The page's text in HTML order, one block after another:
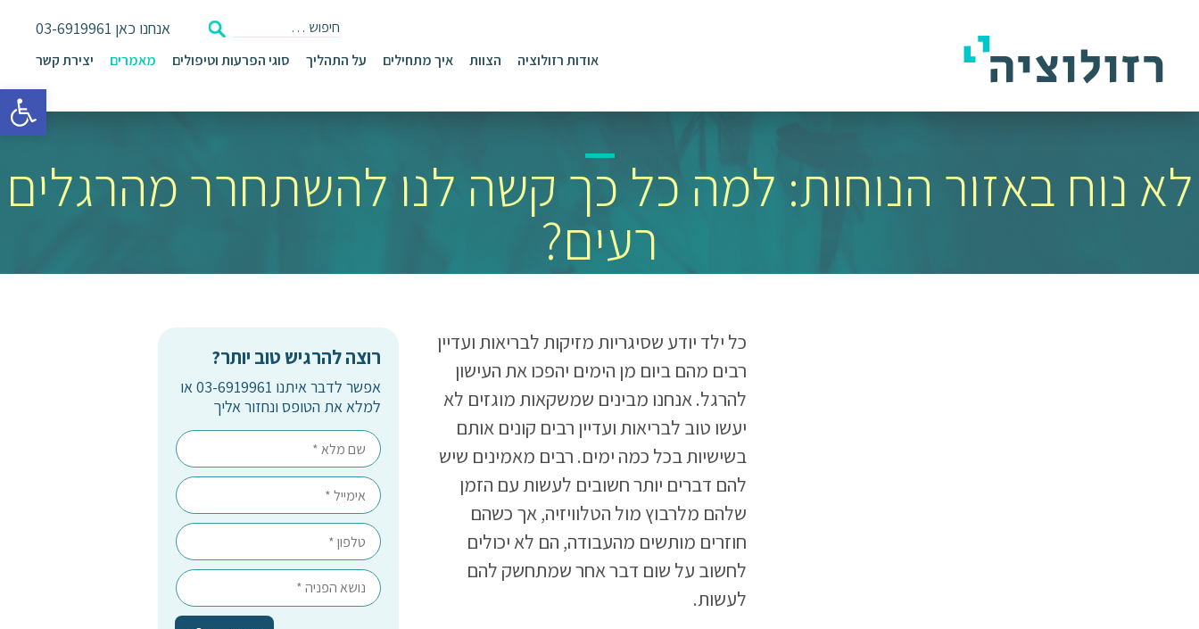
פתח
אנחנו כאן 03-6919961
אודות רזולוציה הצוות איך מתחילים על התהליך סוגי הפרעות וטיפולים מאמרים יצירת קשר
לא נוח באזור הנוחות: למה כל כך קשה לנו להשתחרר מהרגלים
רעים?
רוצה להרגיש טוב יותר?
אפשר לדבר איתנו 03-6919961 או
למלא את הטופס ונחזור אליך
כל ילד יודע שסיגריות מזיקות לבריאות ועדיין
רבים מהם ביום מן הימים יהפכו את העישון
להרגל. אנחנו מבינים שמשקאות מוגזים לא
יעשו טוב לבריאות ועדיין רבים קונים אותם
בשישיות בכל כמה ימים. רבים מאמינים שיש
להם דברים יותר חשובים לעשות עם הזמן
שלהם מלרבוץ מול הטלוויזיה, אך כשהם
חוזרים מותשים מהעבודה, הם לא יכולים
לחשוב על שום דבר אחר שמתחשק להם
לעשות.